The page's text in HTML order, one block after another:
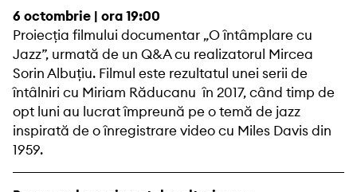
6 octombrie | ora 19:00
Proiecția filmului documentar „O întâmplare cu
Jazz”, urmată de un Q&A cu realizatorul Mircea
Sorin Albuţiu. Filmul este rezultatul unei serii de
întâlniri cu Miriam Răducanu în 2017, când timp de
opt luni au lucrat împreună pe o temă de jazz
inspirată de o înregistrare video cu Miles Davis din
1959.